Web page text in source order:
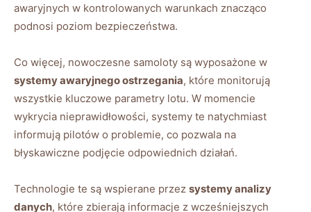
awaryjnych​ w kontrolowanych warunkach znacząco
podnosi poziom‍ bezpieczeństwa.
Co więcej, nowoczesne samoloty są wyposażone w
systemy ‌awaryjnego ostrzegania, które monitorują
wszystkie kluczowe parametry ⁣lotu. ⁢W ​momencie⁣
wykrycia nieprawidłowości, ‍systemy te natychmiast
informują pilotów o problemie, co pozwala ⁣na
błyskawiczne podjęcie odpowiednich działań.
Technologie⁢ te ​są wspierane przez systemy analizy
danych, które zbierają informacje z⁢ wcześniejszych